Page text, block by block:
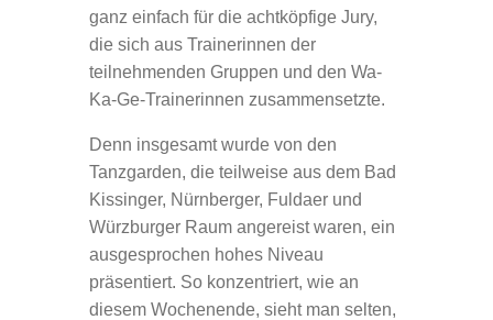
ganz einfach für die achtköpfige Jury,
die sich aus Trainerinnen der
teilnehmenden Gruppen und den Wa-
Ka-Ge-Trainerinnen zusammensetzte.
Denn insgesamt wurde von den
Tanzgarden, die teilweise aus dem Bad
Kissinger, Nürnberger, Fuldaer und
Würzburger Raum angereist waren, ein
ausgesprochen hohes Niveau
präsentiert. So konzentriert, wie an
diesem Wochenende, sieht man selten,